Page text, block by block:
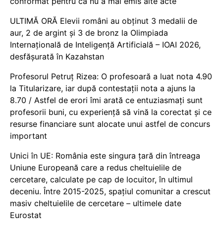
ULTIMĂ ORĂ Elevii români au obținut 3 medalii de
aur, 2 de argint și 3 de bronz la Olimpiada
Internațională de Inteligență Artificială – IOAI 2026,
desfășurată în Kazahstan
Profesorul Petruț Rizea: O profesoară a luat nota 4.90
la Titularizare, iar după contestații nota a ajuns la
8.70 / Astfel de erori îmi arată ce entuziasmați sunt
profesorii buni, cu experiență să vină la corectat și ce
resurse financiare sunt alocate unui astfel de concurs
important
Unici în UE: România este singura țară din întreaga
Uniune Europeană care a redus cheltuielile de
cercetare, calculate pe cap de locuitor, în ultimul
deceniu. Între 2015-2025, spațiul comunitar a crescut
masiv cheltuielile de cercetare – ultimele date
Eurostat